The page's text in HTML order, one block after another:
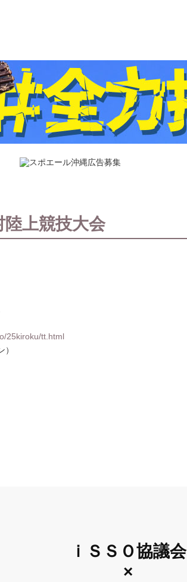
陸上競技大会
25kiroku/tt.html
ｉＳＳＯ協議会
×